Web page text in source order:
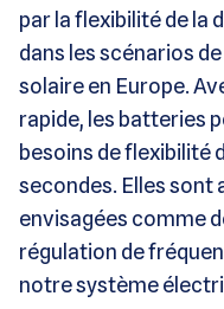
par la flexibilité de la
dans les scénarios
solaire en Europe.
rapide, les batteries
besoins de flexibilité
secondes. Elles sont
envisagées comme
régulation de
notre système